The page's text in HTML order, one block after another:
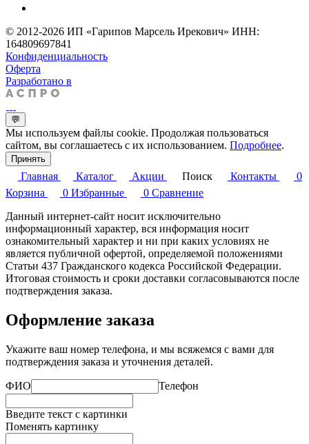
© 2012-2026 ИП «Гарипов Марсель Ирекович» ИНН:
164809697841
Конфиденциальность
Оферта
Разработано в
💬
Мы используем файлы cookie. Продолжая пользоваться
сайтом, вы соглашаетесь с их использованием. Подробнее.
Принять
Главная Каталог Акции Поиск Контакты
0
Корзина
0 Избранные 0 Сравнение
Данный интернет-сайт носит исключительно
информационный характер, вся информация носит
ознакомительный характер и ни при каких условиях не
является публичной офертой, определяемой положениями
Статьи 437 Гражданского кодекса Российской Федерации.
Итоговая стоимость и сроки доставки согласовываются после
подтверждения заказа.
Оформление заказа
Укажите ваш номер телефона, и мы всяжемся с вами для
подтверждения заказа и уточнения деталей.
ФИО Телефон
Введите текст с картинки
Поменять картинку